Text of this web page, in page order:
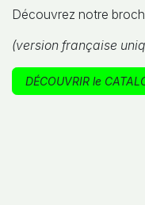
Découvrez notre
(version française
DÉCOUVRIR le